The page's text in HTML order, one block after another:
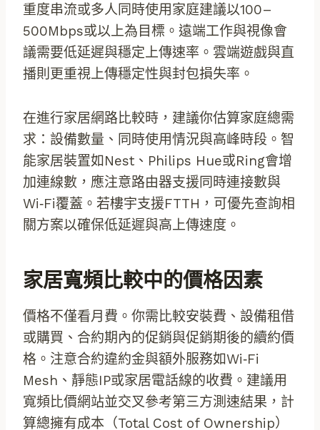
重度串流或多人同時使用家庭建議以100–
500Mbps或以上為目標。遠端工作與視像會
議需要低延遲與穩定上傳速率。雲端遊戲與直
播則更重視上傳穩定性與封包損失率。
在進行家居網路比較時，建議你估算家庭總需
求：設備數量、同時使用情況與高峰時段。智
能家居裝置如Nest、Philips Hue或Ring會增
加連線數，應注意路由器支援同時連接數與
Wi‑Fi覆蓋。若樓宇支援FTTH，可優先查詢相
關方案以確保低延遲與高上傳速度。
家居寬頻比較中的價格因素
價格不僅看月費。你需比較安裝費、設備租借
或購買、合約期內的促銷與促銷期後的續約價
格。注意合約違約金與額外服務如Wi‑Fi
Mesh、靜態IP或家居電話線的收費。建議用
寬頻比價網站並交叉參考第三方測速結果，計
算總擁有成本（Total Cost of Ownership）